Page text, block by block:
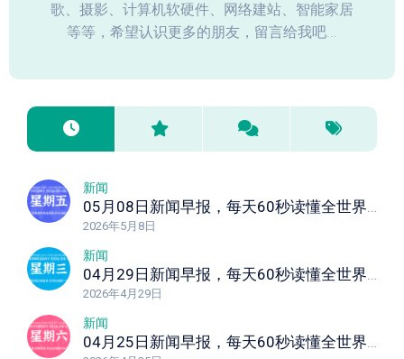
歌、摄影、计算机软硬件、网络建站、智能家居
等等，希望认识更多的朋友，留言给我吧...
新闻
05月08日新闻早报，每天60秒读懂全世界！
2026年5月8日
新闻
04月29日新闻早报，每天60秒读懂全世界！
2026年4月29日
新闻
04月25日新闻早报，每天60秒读懂全世界！